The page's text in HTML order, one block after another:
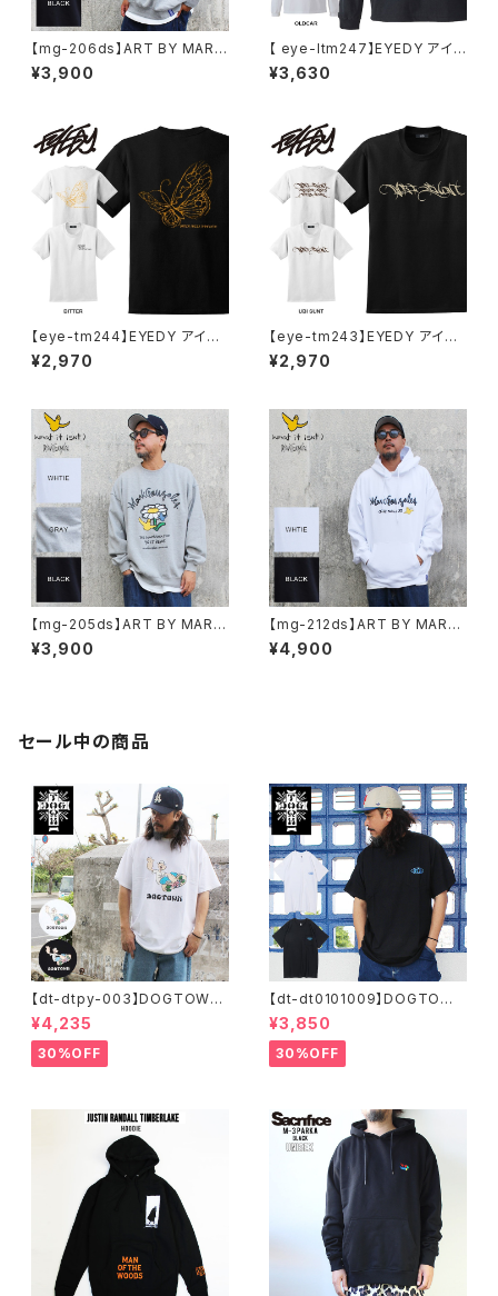
【mg-206ds】ART BY MARK
GONZALE ( What it isNt ワッ
トイットイズント) アートバイ マ
¥3,900
【 eye-ltm247】EYEDY アイデ
ィー 大きいサイズ メンズ ロング
Tシャツ GOD IS DEAD ロンT
HITE BLACK ホワイト ブラック
¥3,630
【eye-tm244】EYEDY アイデ
ィー BITTER ショートスリーブ
Tシャツ 大きいサイズ WHTIE
¥2,970
【eye-tm243】EYEDY アイデ
ィー UBITTER ショートスリー
ブTシャツ 大きいサイズ WHTI
¥2,970
【mg-205ds】ART BY MARK
GONZALE ( What it isNt ワッ
トイットイズント) アートバイ マ
¥3,900
【mg-212ds】ART BY MARK
GONZALE ( What it isNt ワッ
トイットイズント) アートバイ マ
¥4,900
セール中の商品
【dt-dtpy-003】DOGTOWN
ドッグタウン POPEYE SKATE
S/S T-SHIRTS ポパイ 半袖 シ
ョートスリーブT 大きいサイズ
半袖 M L XL 大きめ デザイン
¥4,235
30%OFF
【dt-dt0101009】DOGTOWN
ドッグタウン D.T.S. POCKET
S/S T-SHIRTS 半袖 ショート
スリーブT 大きいサイズ 半袖 M
L XL 大きめ デザイン プリント
¥3,850
30%OFF